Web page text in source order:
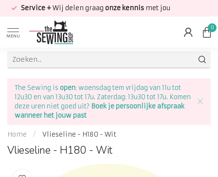
Service +Wij delen graag onze kennis met jou
MENU
0
The Sewing is open: woensdag tem vrijdag van 11u tot
12u30 en van 13u30 tot 17u. Zaterdag: 13u30 tot 17u. Komen
deze uren niet goed uit? Boek je persoonlijke afspraak
wanneer het jouw past
Home / Vlieseline - H180 - Wit
Vlieseline - H180 - Wit